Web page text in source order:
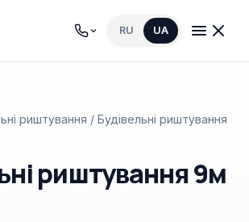
RU UA
риштування / Будівельні риштування
риштування 9м